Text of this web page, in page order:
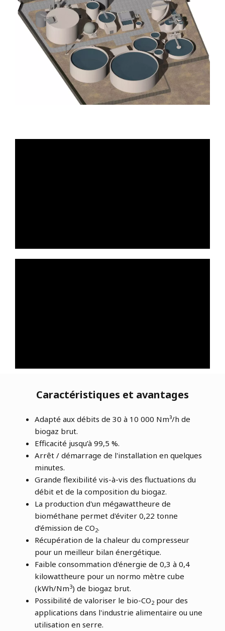
Caractéristiques et avantages
Adapté aux débits de 30 à 10 000 Nm³/h de
biogaz brut.
Efficacité jusqu’à 99,5 %.
Arrêt / démarrage de l'installation en quelques
minutes.
Grande flexibilité vis-à-vis des fluctuations du
débit et de la composition du biogaz.
La production d'un mégawattheure de
biométhane permet d'éviter 0,22 tonne
d’émission de CO2.
Récupération de la chaleur du compresseur
pour un meilleur bilan énergétique.
Faible consommation d'énergie de 0,3 à 0,4
kilowattheure pour un normo mètre cube
(kWh/Nm3) de biogaz brut.
Possibilité de valoriser le bio-CO2 pour des
applications dans l'industrie alimentaire ou une
utilisation en serre.